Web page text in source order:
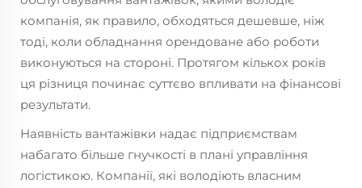
компанія, як правило, обходяться дешевше, ніж
тоді, коли обладнання орендоване або роботи
виконуються на стороні. Протягом кількох років
ця різниця починає суттєво впливати на фінансові
результати.
Наявність вантажівки надає підприємствам
набагато більше гнучкості в плані управління
логістикою. Компанії, які володіють власним